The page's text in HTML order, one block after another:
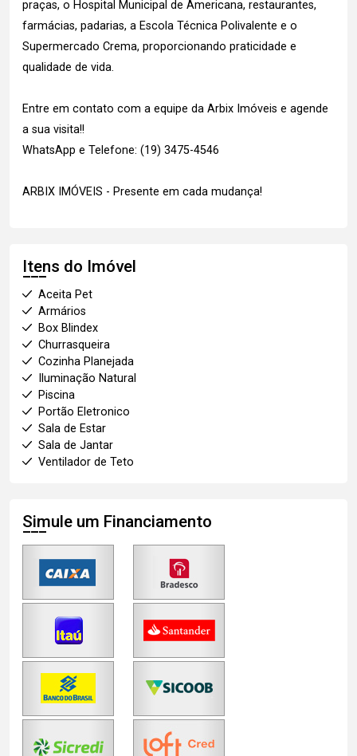
praças, o Hospital Municipal de Americana, restaurantes,
farmácias, padarias, a Escola Técnica Polivalente e o
Supermercado Crema, proporcionando praticidade e
qualidade de vida.
Entre em contato com a equipe da Arbix Imóveis e agende
a sua visita!!
WhatsApp e Telefone: (19) 3475-4546
ARBIX IMÓVEIS - Presente em cada mudança!
Itens do Imóvel
Aceita Pet
Armários
Box Blindex
Churrasqueira
Cozinha Planejada
Iluminação Natural
Piscina
Portão Eletronico
Sala de Estar
Sala de Jantar
Ventilador de Teto
Simule um Financiamento